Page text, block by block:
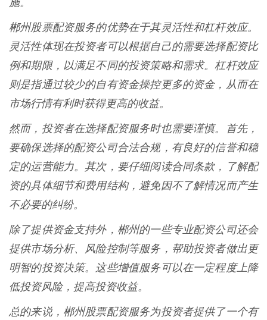
施。
郴州股票配资服务的优势在于其灵活性和杠杆效应。
灵活性体现在投资者可以根据自己的需要选择配资比
例和期限，以满足不同的投资策略和需求。杠杆效应
则是指通过较少的自有资金操控更多的资金，从而在
市场行情有利时获得更高的收益。
然而，投资者在选择配资服务时也需要谨慎。首先，
要确保选择的配资公司合法合规，有良好的信誉和稳
定的运营能力。其次，要仔细阅读合同条款，了解配
资的具体细节和费用结构，避免因不了解情况而产生
不必要的纠纷。
除了提供资金支持外，郴州的一些专业配资公司还会
提供市场分析、风险控制等服务，帮助投资者做出更
明智的投资决策。这些增值服务可以在一定程度上降
低投资风险，提高投资收益。
总的来说，郴州股票配资服务为投资者提供了一个有